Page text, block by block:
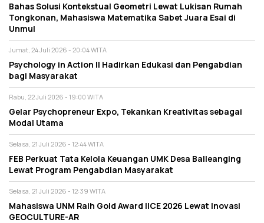
Bahas Solusi Kontekstual Geometri Lewat Lukisan Rumah
Tongkonan, Mahasiswa Matematika Sabet Juara Esai di
Unmul
Jumat, 24 Juli 2026 - 20:04 WITA
Psychology in Action II Hadirkan Edukasi dan Pengabdian
bagi Masyarakat
Rabu, 22 Juli 2026 - 19:00 WITA
Gelar Psychopreneur Expo, Tekankan Kreativitas sebagai
Modal Utama
Selasa, 21 Juli 2026 - 12:44 WITA
FEB Perkuat Tata Kelola Keuangan UMK Desa Balleanging
Lewat Program Pengabdian Masyarakat
Selasa, 21 Juli 2026 - 12:39 WITA
Mahasiswa UNM Raih Gold Award IICE 2026 Lewat Inovasi
GEOCULTURE-AR